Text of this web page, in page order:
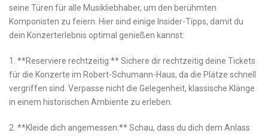
seine‌ Türen für alle Musikliebhaber, ‍um den berühmten
Komponisten zu⁢ feiern. Hier sind einige Insider-Tipps, damit du
dein Konzerterlebnis optimal genießen kannst:
1. **Reserviere ⁢rechtzeitig:** Sichere dir rechtzeitig deine Tickets
für die Konzerte im ⁤Robert-Schumann-Haus, da die ‍Plätze schnell
vergriffen sind. Verpasse ⁢nicht‍ die Gelegenheit, klassische ‌Klänge
in einem historischen Ambiente ​zu‍ erleben.
2. **Kleide dich angemessen:** Schau, dass ‌du dich dem Anlass